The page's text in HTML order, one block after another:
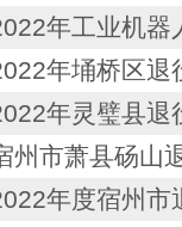
年工业机器
年埇桥区退
年灵璧县退
州市萧县砀山
年度宿州市